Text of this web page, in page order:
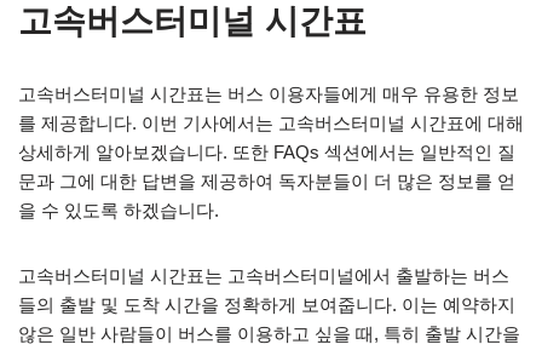
고속버스터미널 시간표
고속버스터미널 시간표는 버스 이용자들에게 매우 유용한 정보
를 제공합니다. 이번 기사에서는 고속버스터미널 시간표에 대해
상세하게 알아보겠습니다. 또한 FAQs 섹션에서는 일반적인 질
문과 그에 대한 답변을 제공하여 독자분들이 더 많은 정보를 얻
을 수 있도록 하겠습니다.
고속버스터미널 시간표는 고속버스터미널에서 출발하는 버스
들의 출발 및 도착 시간을 정확하게 보여줍니다. 이는 예약하지
않은 일반 사람들이 버스를 이용하고 싶을 때, 특히 출발 시간을